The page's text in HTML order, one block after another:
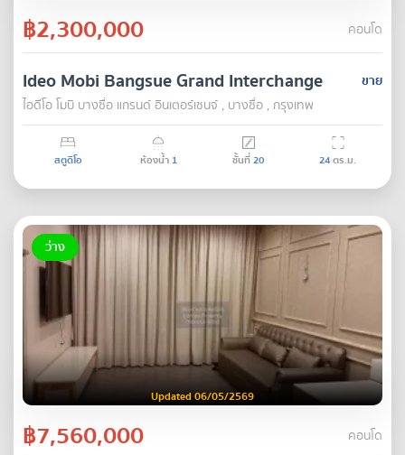
฿2,300,000 คอนโด
ขาย
Ideo Mobi Bangsue Grand Interchange
ไอดีโอ โมบิ บางซื่อ แกรนด์ อินเตอร์เชนจ์ , บางซื่อ , กรุงเทพ
สตูดิโอ ห้องน้ำ 1 ชั้นที่20 24ตร.ม.
ว่าง
Updated 06/05/2569
฿7,560,000 คอนโด